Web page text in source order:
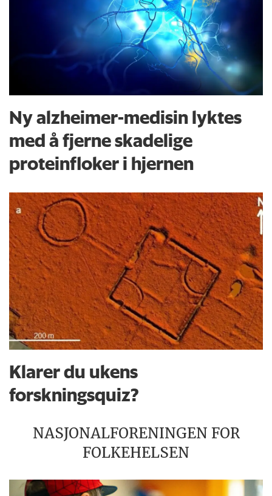
Ny alzheimer-medisin lyktes
med å fjerne skadelige
proteinfloker i hjernen
Klarer du ukens
forskningsquiz?
NASJONALFORENINGEN FOR
FOLKEHELSEN